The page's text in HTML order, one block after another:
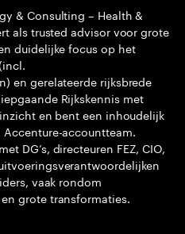
& Consulting – Health &
als trusted advisor voor grote
duidelijke focus op het
en gerelateerde rijksbrede
Rijkskennis met
en bent een inhoudelijk
accountteam.
DG’s, directeuren FEZ, CIO,
vaak rondom
grote transformaties.